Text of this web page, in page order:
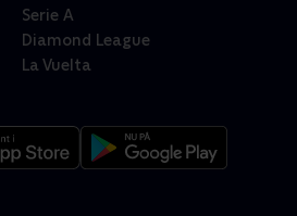
Serie A
Diamond League
La Vuelta